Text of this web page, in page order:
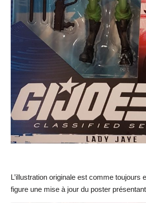
L’illustration originale est comme toujours
figure une mise à jour du poster